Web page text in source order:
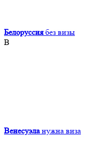
Белоруссия без визы
В
Венесуэла нужна виза